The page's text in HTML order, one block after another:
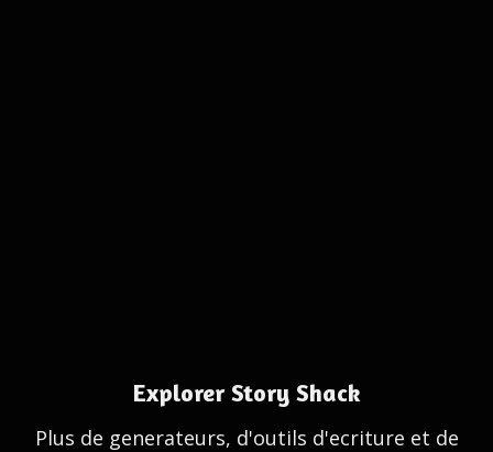
Explorer Story Shack
Plus de generateurs, d'outils d'ecriture et de